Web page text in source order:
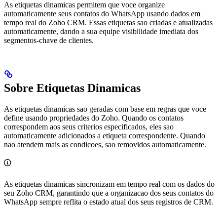
As etiquetas dinamicas permitem que voce organize
automaticamente seus contatos do WhatsApp usando dados em
tempo real do Zoho CRM. Essas etiquetas sao criadas e atualizadas
automaticamente, dando a sua equipe visibilidade imediata dos
segmentos-chave de clientes.
Sobre Etiquetas Dinamicas
As etiquetas dinamicas sao geradas com base em regras que voce
define usando propriedades do Zoho. Quando os contatos
correspondem aos seus criterios especificados, eles sao
automaticamente adicionados a etiqueta correspondente. Quando
nao atendem mais as condicoes, sao removidos automaticamente.
As etiquetas dinamicas sincronizam em tempo real com os dados do
seu Zoho CRM, garantindo que a organizacao dos seus contatos do
WhatsApp sempre reflita o estado atual dos seus registros de CRM.